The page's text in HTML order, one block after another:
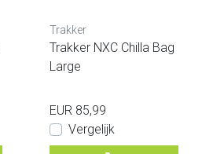
Trakker
Trakker NXC Chilla Bag
Large
EUR 85,99
Vergelijk